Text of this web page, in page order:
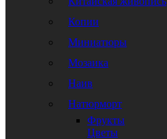
Копии
Миниатюры
Мозаика
Наив
Натюрморт
Фрукты
Цветы